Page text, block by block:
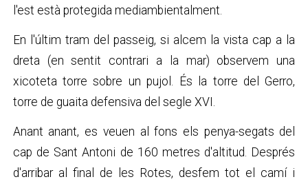
l'est està protegida mediambientalment.
En l'últim tram del passeig, si alcem la vista cap a la
dreta (en sentit contrari a la mar) observem una
xicoteta torre sobre un pujol. És la torre del Gerro,
torre de guaita defensiva del segle XVI.
Anant anant, es veuen al fons els penya-segats del
cap de Sant Antoni de 160 metres d'altitud. Després
d'arribar al final de les Rotes, desfem tot el camí i